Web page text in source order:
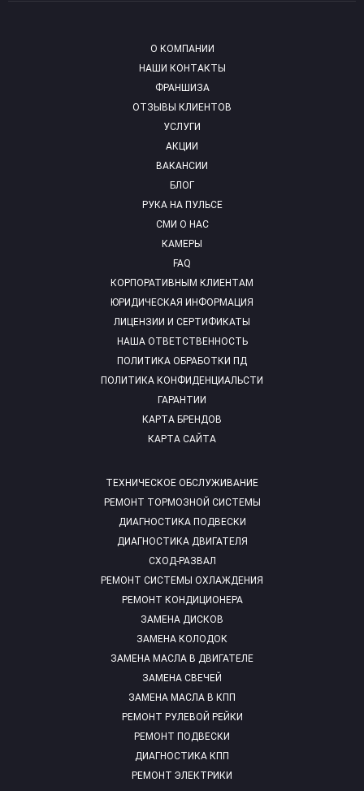
О КОМПАНИИ
НАШИ КОНТАКТЫ
ФРАНШИЗА
ОТЗЫВЫ КЛИЕНТОВ
УСЛУГИ
АКЦИИ
ВАКАНСИИ
БЛОГ
РУКА НА ПУЛЬСЕ
СМИ О НАС
КАМЕРЫ
FAQ
ТЕХНИЧЕСКОЕ ОБСЛУЖИВАНИЕ
РЕМОНТ ТОРМОЗНОЙ СИСТЕМЫ
ДИАГНОСТИКА ПОДВЕСКИ
ДИАГНОСТИКА ДВИГАТЕЛЯ
СХОД-РАЗВАЛ
РЕМОНТ СИСТЕМЫ ОХЛАЖДЕНИЯ
РЕМОНТ КОНДИЦИОНЕРА
ЗАМЕНА ДИСКОВ
ЗАМЕНА КОЛОДОК
ЗАМЕНА МАСЛА В ДВИГАТЕЛЕ
ЗАМЕНА СВЕЧЕЙ
ЗАМЕНА МАСЛА В КПП
РЕМОНТ РУЛЕВОЙ РЕЙКИ
РЕМОНТ ПОДВЕСКИ
ДИАГНОСТИКА КПП
РЕМОНТ ЭЛЕКТРИКИ
КОРПОРАТИВНЫМ КЛИЕНТАМ
ЮРИДИЧЕСКАЯ ИНФОРМАЦИЯ
ЛИЦЕНЗИИ И СЕРТИФИКАТЫ
НАША ОТВЕТСТВЕННОСТЬ
ПОЛИТИКА ОБРАБОТКИ ПД
ПОЛИТИКА КОНФИДЕНЦИАЛЬСТИ
ГАРАНТИИ
КАРТА БРЕНДОВ
КАРТА САЙТА